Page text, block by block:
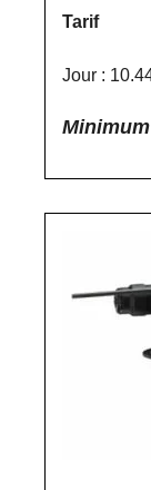
Tarif
Jour :